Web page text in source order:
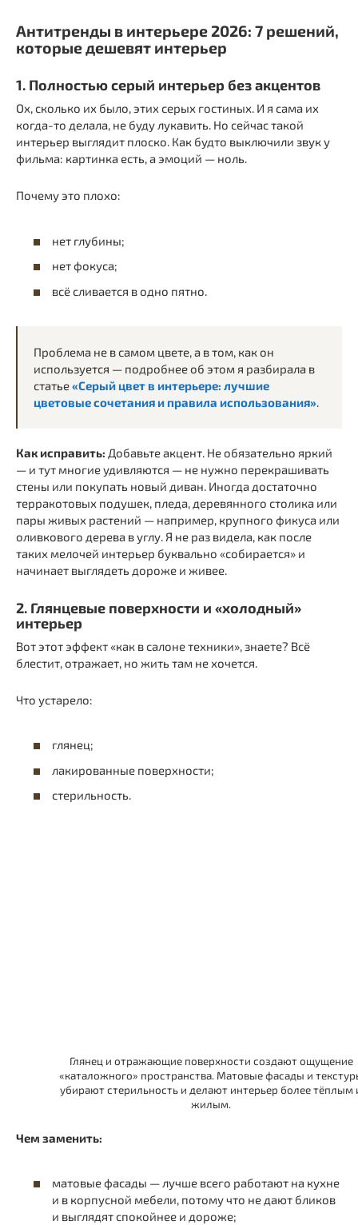
Антитренды в интерьере 2026: 7 решений,
которые дешевят интерьер
1. Полностью серый интерьер без акцентов
Ох, сколько их было, этих серых гостиных. И я сама их
когда-то делала, не буду лукавить. Но сейчас такой
интерьер выглядит плоско. Как будто выключили звук у
фильма: картинка есть, а эмоций — ноль.
Почему это плохо:
нет глубины;
нет фокуса;
всё сливается в одно пятно.
Проблема не в самом цвете, а в том, как он
используется — подробнее об этом я разбирала в
статье«Серый цвет в интерьере: лучшие
цветовые сочетания и правила использования»
Как исправить: Добавьте акцент. Не обязательно яркий
— и тут многие удивляются — не нужно перекрашивать
стены или покупать новый диван. Иногда достаточно
терракотовых подушек, пледа, деревянного столика или
пары живых растений — например, крупного фикуса или
оливкового дерева в углу. Я не раз видела, как после
таких мелочей интерьер буквально «собирается» и
начинает выглядеть дороже и живее.
2. Глянцевые поверхности и «холодный»
интерьер
Вот этот эффект «как в салоне техники», знаете? Всё
блестит, отражает, но жить там не хочется.
Что устарело:
глянец;
лакированные поверхности;
стерильность.
Глянец и отражающие поверхности создают ощущение
«каталожного» пространства. Матовые фасады и
убирают стерильность и делают интерьер более тёплым
жилым.
Чем заменить:
матовые фасады — лучше всего работают на кухне
и в корпусной мебели, потому что не дают бликов
и выглядят спокойнее и дороже;